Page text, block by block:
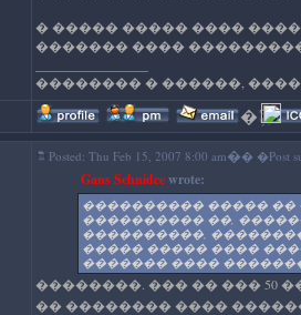
� ����� ����� ����
������� ����
�������� � ������,
�'); //--
Posted: Thu Feb 15, 2007 8:00 am�� �Post
Gans Schnidcewrote:
���������� ����� ��
���������� ��,
����������,
����� ����� ����
������� ����
��������. ��� �� ��� 50
�� �������� ����